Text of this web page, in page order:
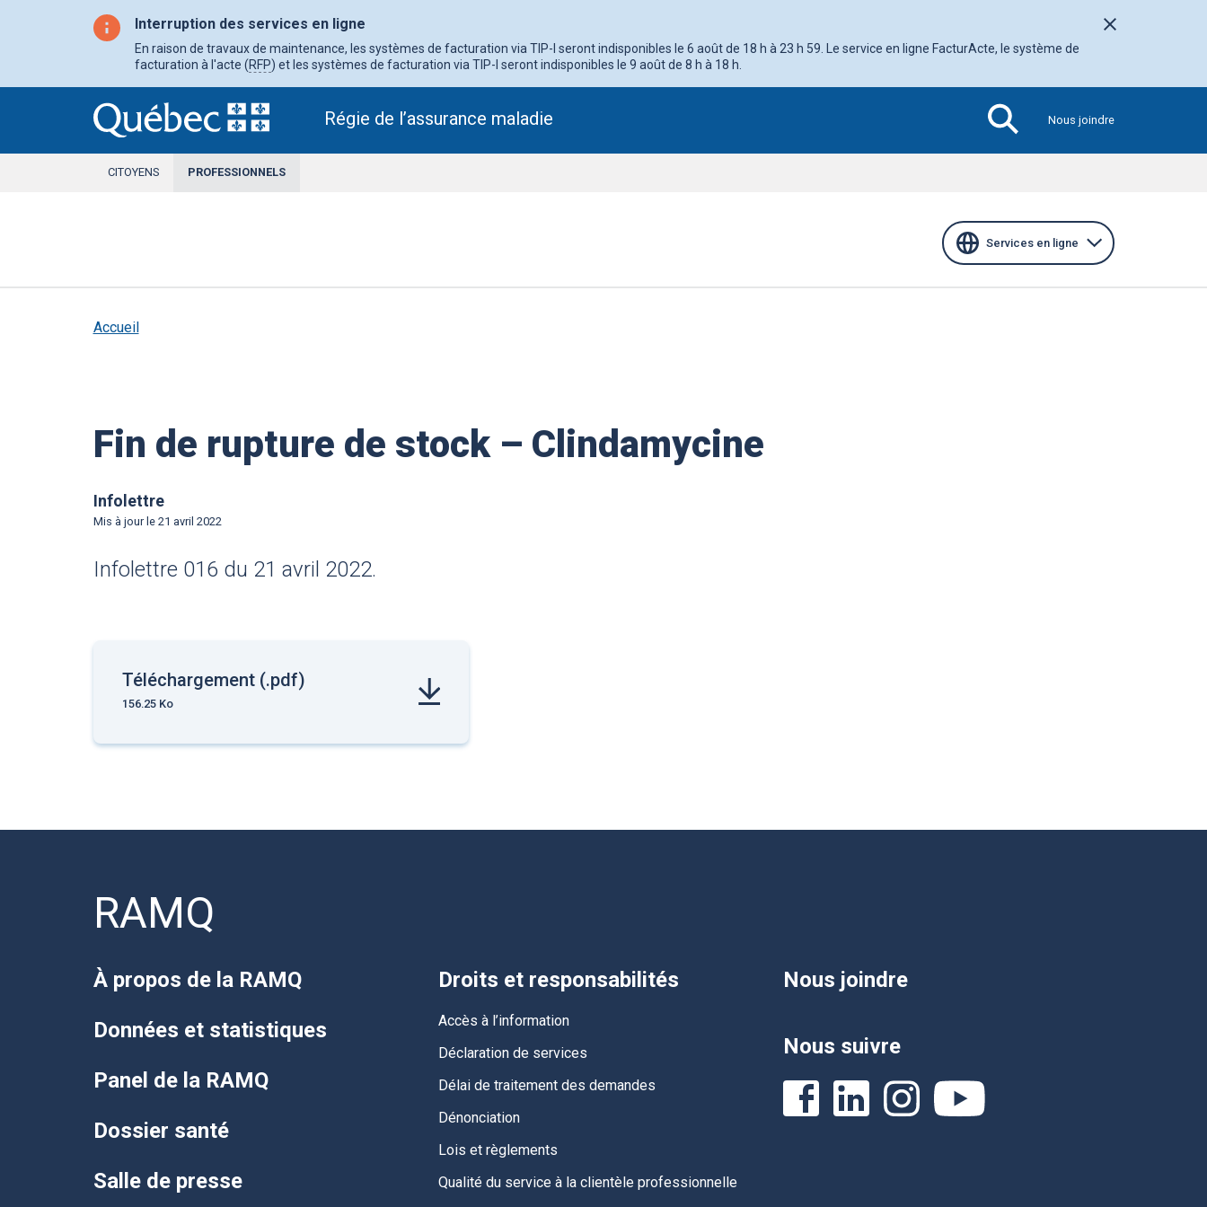
Fermer l'avis
Interruption des services en ligne
En raison de travaux de maintenance, les systèmes de facturation via TIP-I seront indisponibles le 6 août de 18 h à 23 h 59. Le service en ligne FacturActe, le système de
facturation à l'acte (RFP) et les systèmes de facturation via TIP-I seront indisponibles le 9 août de 8 h à 18 h.
Régie de l’assurance maladie Nous joindre
CITOYENS PROFESSIONNELSSECTION
Services en ligne
Section
active
Accueil
Fin de rupture de stock – Clindamycine
Infolettre
Mis à jour le21 avril 2022
Infolettre 016 du 21 avril 2022.
Téléchargement (.pdf)
156.25 Ko
RAMQ
À propos de la RAMQ
Données et statistiques
Panel de la RAMQ
Dossier santé
Salle de presse
Droits et responsabilités
Accès à l’information
Déclaration de services
Délai de traitement des demandes
Dénonciation
Lois et règlements
Qualité du service à la clientèle professionnelle
Nous joindre
Nous suivre